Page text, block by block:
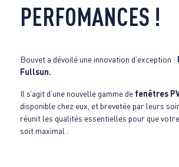
PERFOMANCES !
Bouvet a dévoilé une innovation d’exception :
Fullsun.
Il s’agit d’une nouvelle gamme de fenêtres
disponible chez eux, et brevetée par leurs
réunit les qualités essentielles pour que
soit maximal :